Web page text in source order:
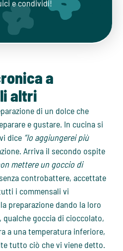
e condividi!
a
altri
di un dolce che
e gustare. In cucina si
dice “Io aggiungerei più
Arriva il secondo ospite
mettere un goccio di
controbattere, accettate
i commensali vi
preparazione dando la loro
qualche goccia di cioccolato,
a una temperatura inferiore,
tutto ciò che vi viene detto.